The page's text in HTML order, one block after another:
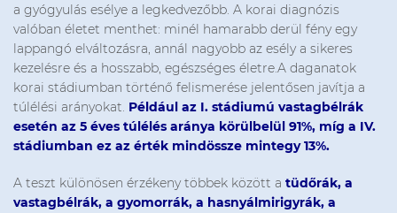
a gyógyulás esélye a legkedvezőbb. A korai diagnózis
valóban életet menthet: minél hamarabb derül fény egy
lappangó elváltozásra, annál nagyobb az esély a sikeres
kezelésre és a hosszabb, egészséges életre.A daganatok
korai stádiumban történő felismerése jelentősen javítja a
túlélési arányokat. Például az I. stádiumú vastagbélrák
esetén az 5 éves túlélés aránya körülbelül 91%, míg a IV.
stádiumban ez az érték mindössze mintegy 13%.
A teszt különösen érzékeny többek között a tüdőrák, a
vastagbélrák, a gyomorrák, a hasnyálmirigyrák, a